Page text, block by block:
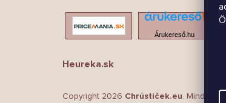
Heureka.sk
Árukereső.hu
Copyright 2026 Chrústiček.eu. Minden